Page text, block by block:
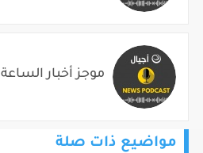
موجز أخبار الساعة 11 ص 2026/08/07
مواضيع ذات صلة